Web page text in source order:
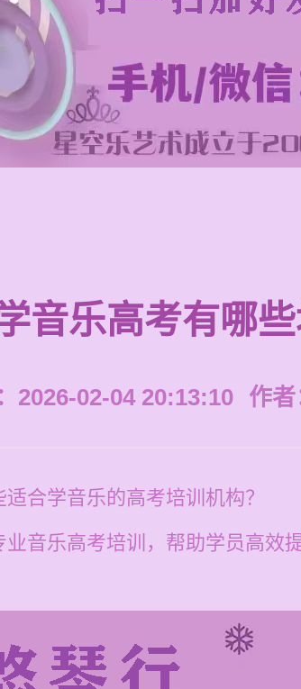
音乐高考有哪
2026-02-04 20:13:10 作者
合学音乐的高考培训机构？
音乐高考培训，帮助学员高效